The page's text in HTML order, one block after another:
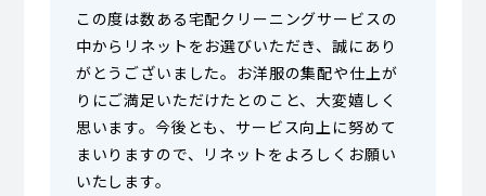
この度は数ある宅配クリーニングサービスの
中からリネットをお選びいただき、誠にあり
がとうございました。お洋服の集配や仕上が
りにご満足いただけたとのこと、大変嬉しく
思います。今後とも、サービス向上に努めて
まいりますので、リネットをよろしくお願い
いたします。